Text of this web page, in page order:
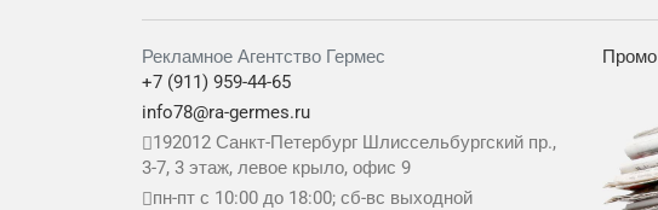
Рекламное Агентство Гермес
+7 (911) 959-44-65
info78@ra-germes.ru
192012 Санкт-Петербург Шлиссельбургский пр.,
3-7, 3 этаж, левое крыло, офис 9
пн-пт с 10:00 до 18:00; сб-вс выходной
Промо